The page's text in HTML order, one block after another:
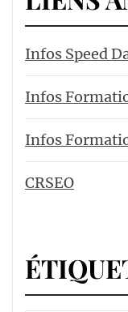
Infos Speed
Infos
Infos
CRSEO